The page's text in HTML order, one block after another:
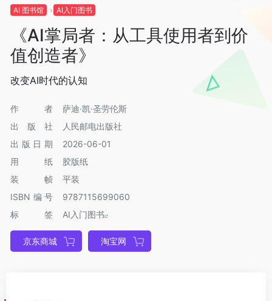
AI 图书馆 AI入门图书
《AI掌局者：从工具使用者到价
值创造者》
改变AI时代的认知
作者
萨迪·凯·圣劳伦斯
出版社
人民邮电出版社
出版日期
2026-06-01
用纸
胶版纸
装帧
平装
ISBN编号
9787115699060
标签
AI入门图书
京东商城 淘宝网